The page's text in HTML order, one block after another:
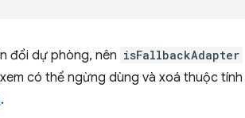
đổi dự phòng, nên isFallbackAdapter
có thể ngừng dùng và xoá thuộc
.